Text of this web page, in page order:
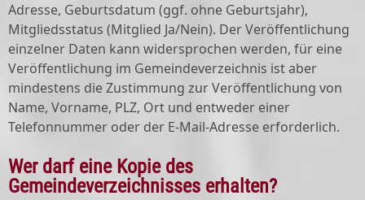
Adresse, Geburtsdatum (ggf. ohne Geburtsjahr),
Mitgliedsstatus (Mitglied Ja/Nein). Der Veröffentlichung
einzelner Daten kann widersprochen werden, für eine
Veröffentlichung im Gemeindeverzeichnis ist aber
mindestens die Zustimmung zur Veröffentlichung von
Name, Vorname, PLZ, Ort und entweder einer
Telefonnummer oder der E-Mail-Adresse erforderlich.
Wer darf eine Kopie des
Gemeindeverzeichnisses erhalten?